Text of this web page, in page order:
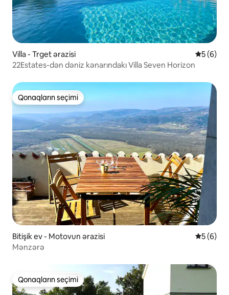
Villa - Trget ərazisi
5 (6)
22Estates-dən dəniz kənarındakı Villa Seven Horizon
Qonaqların seçimi
Qonaqların seçimi
Bitişik ev - Motovun ərazisi
5 (6)
Mənzərə
Qonaqların seçimi
Qonaqların seçimi